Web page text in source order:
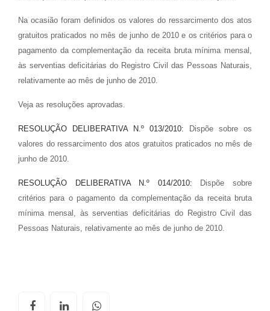
Na ocasião foram definidos os valores do ressarcimento dos atos
gratuitos praticados no mês de junho de 2010 e os critérios para o
pagamento da complementação da receita bruta mínima mensal,
às serventias deficitárias do Registro Civil das Pessoas Naturais,
relativamente ao mês de junho de 2010.
Veja as resoluções aprovadas.
RESOLUÇÃO DELIBERATIVA N.º 013/2010: Dispõe sobre os
valores do ressarcimento dos atos gratuitos praticados no mês de
junho de 2010.
RESOLUÇÃO DELIBERATIVA N.º 014/2010: Dispõe sobre
critérios para o pagamento da complementação da receita bruta
mínima mensal, às serventias deficitárias do Registro Civil das
Pessoas Naturais, relativamente ao mês de junho de 2010.